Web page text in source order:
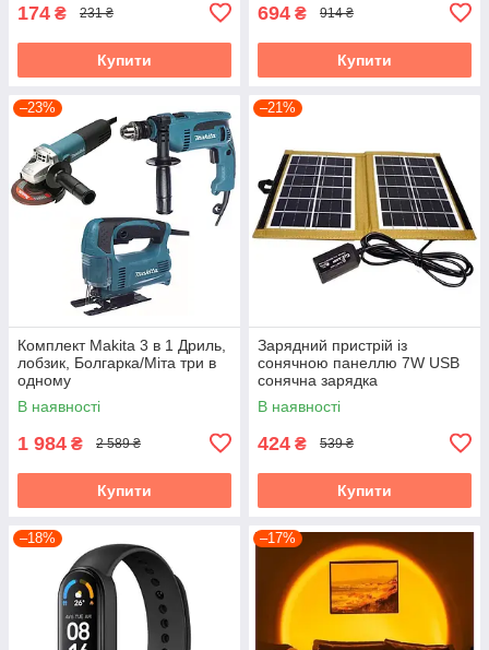
174 ₴ 231 ₴
Купити
694 ₴ 914 ₴
Купити
–23%
Комплект Makita 3 в 1 Дриль,
лобзик, Болгарка/Міта три в
одному
В наявності
1 984 ₴ 2 589 ₴
Купити
–21%
Зарядний пристрій із
сонячною панеллю 7W USB
сонячна зарядка
В наявності
424 ₴ 539 ₴
Купити
–18% –17%